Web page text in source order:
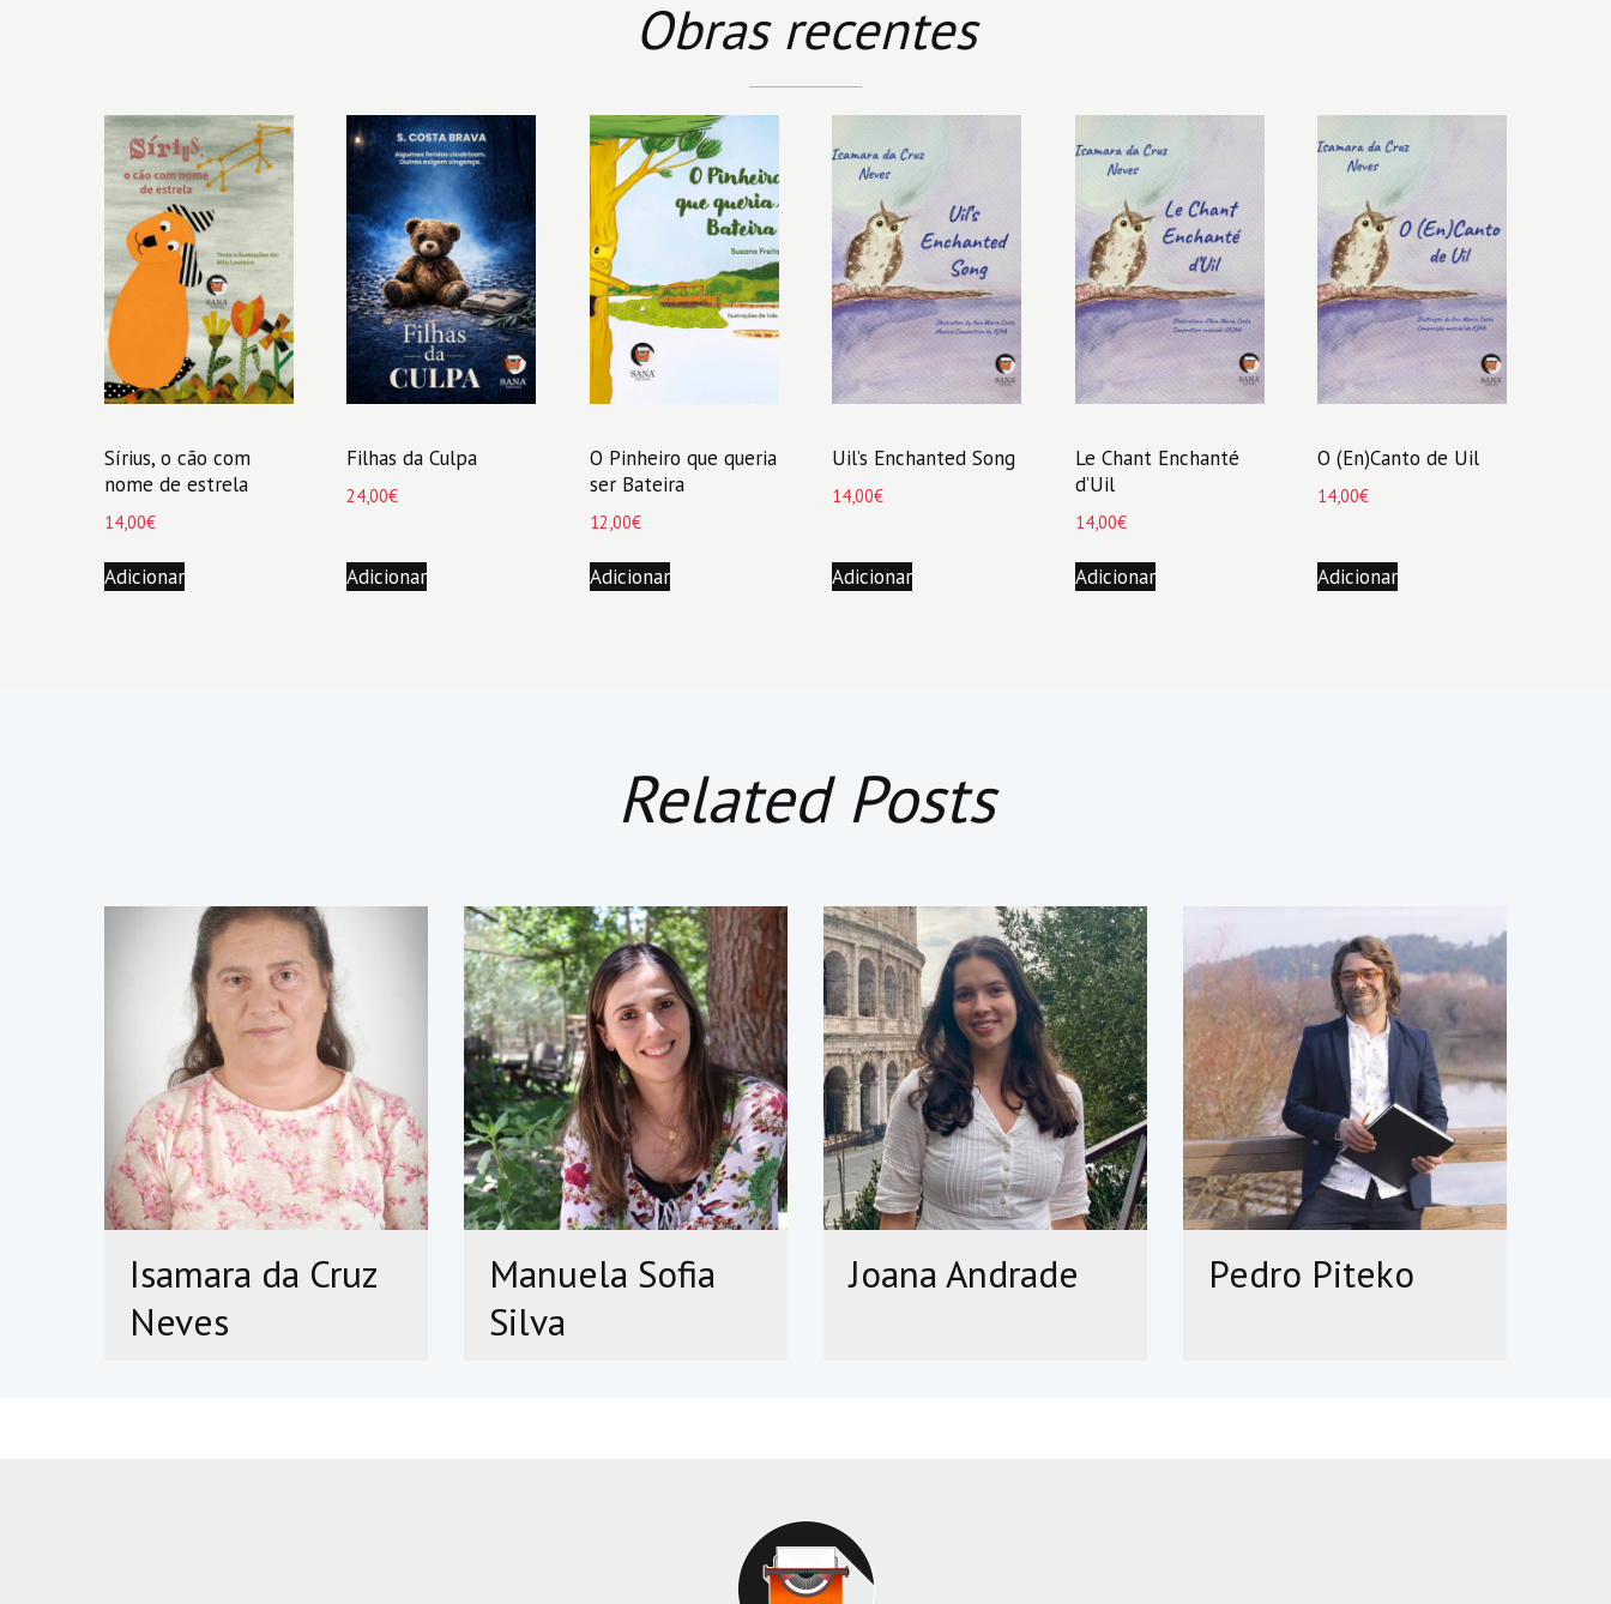
Obras recentes
Sírius, o cão com
nome de estrela
14,00€
Adicionar
Filhas da Culpa
24,00€
Adicionar
O Pinheiro que queria
ser Bateira
12,00€
Adicionar
Uil’s Enchanted Song
14,00€
Adicionar
Le Chant Enchanté
d’Uil
14,00€
Adicionar
O (En)Canto de Uil
14,00€
Adicionar
Related Posts
Isamara da Cruz
Neves
Manuela Sofia
Silva
Joana Andrade Pedro Piteko